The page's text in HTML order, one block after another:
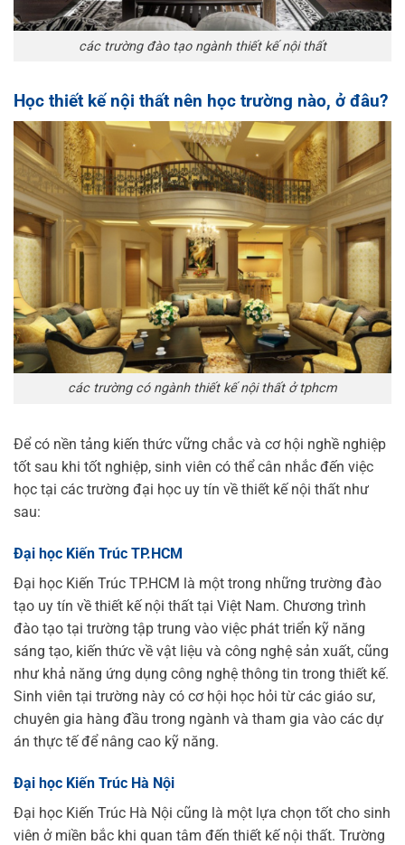
các trường đào tạo ngành thiết kế nội thất
Học thiết kế nội thất nên học trường nào, ở đâu?
các trường có ngành thiết kế nội thất ở tphcm
Để có nền tảng kiến thức vững chắc và cơ hội nghề nghiệp
tốt sau khi tốt nghiệp, sinh viên có thể cân nhắc đến việc
học tại các trường đại học uy tín về thiết kế nội thất như
sau:
Đại học Kiến Trúc TP.HCM
Đại học Kiến Trúc TP.HCM là một trong những trường đào
tạo uy tín về thiết kế nội thất tại Việt Nam. Chương trình
đào tạo tại trường tập trung vào việc phát triển kỹ năng
sáng tạo, kiến thức về vật liệu và công nghệ sản xuất, cũng
như khả năng ứng dụng công nghệ thông tin trong thiết kế.
Sinh viên tại trường này có cơ hội học hỏi từ các giáo sư,
chuyên gia hàng đầu trong ngành và tham gia vào các dự
án thực tế để nâng cao kỹ năng.
Đại học Kiến Trúc Hà Nội
Đại học Kiến Trúc Hà Nội cũng là một lựa chọn tốt cho sinh
viên ở miền bắc khi quan tâm đến thiết kế nội thất. Trường